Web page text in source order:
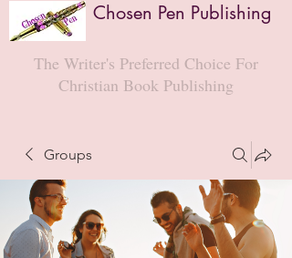
Chosen Pen Publishing
The Writer's Preferred Choice For
Christian Book Publishing
Groups